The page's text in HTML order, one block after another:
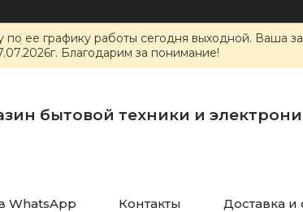
по ее графику работы сегодня выходной. Ваша
Благодарим за понимание!
бытовой техники и
WhatsApp Контакты Доставка и